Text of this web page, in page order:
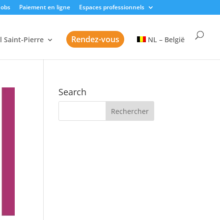
Paiement en ligne Espaces professionnels
Saint-Pierre Rendez-vous NL – België
Search